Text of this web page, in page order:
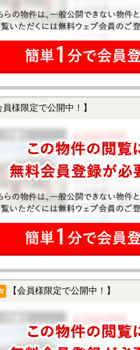
員様限定で公開中！】
【会員様限定で公開中！】